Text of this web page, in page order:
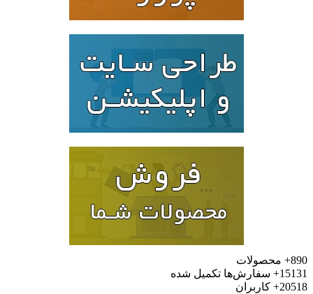
محصولات
سفارش‌ها تکمیل شده
کاربران